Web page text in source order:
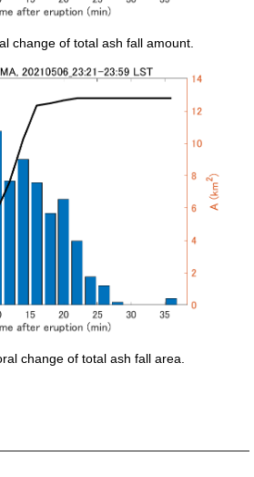
change of total ash fall amount.
change of total ash fall area.